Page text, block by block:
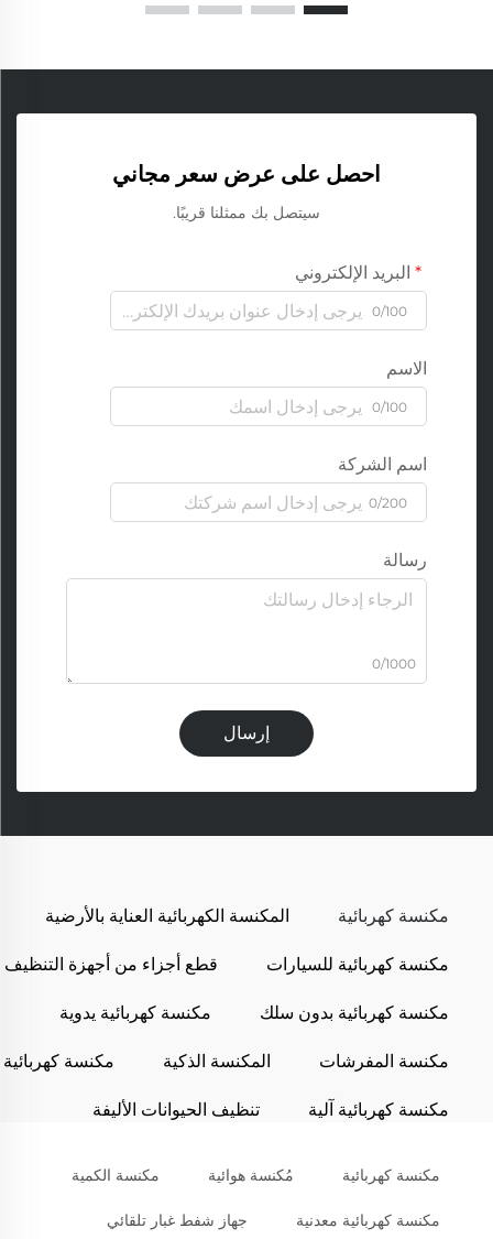
احصل على عرض سعر مجاني
سيتصل بك ممثلنا قريبًا.
البريد الإلكتروني
0/100
الاسم
0/100
اسم الشركة
0/200
رسالة
0/1000
إرسال
مكنسة كهربائية
المكنسة الكهربائية العناية بالأرضية
مكنسة كهربائية للسيارات
قطع أجزاء من أجهزة التنظيف
مكنسة كهربائية بدون سلك
مكنسة كهربائية يدوية
مكنسة المفرشات
المكنسة الذكية
مكنسة كهربائية
مكنسة كهربائية آلية
تنظيف الحيوانات الأليفة
مكنسة كهربائية مُكنسة هوائية مكنسة الكمية
مكنسة كهربائية معدنية جهاز شفط غبار تلقائي